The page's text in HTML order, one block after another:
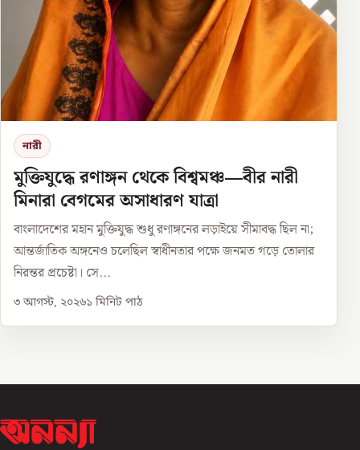
নারী
মুক্তিযুদ্ধে রণাঙ্গন থেকে বিশ্বমঞ্চ—বীর নারী
মিনারা বেগমের অসাধারণ যাত্রা
বাংলাদেশের মহান মুক্তিযুদ্ধ শুধু রণাঙ্গনের লড়াইয়ে সীমাবদ্ধ ছিল না;
আন্তর্জাতিক অঙ্গনেও চলেছিল স্বাধীনতার পক্ষে জনমত গড়ে তোলার
নিরন্তর প্রচেষ্টা। সে...
৩ আগস্ট, ২০২৬১ মিনিট পাঠ